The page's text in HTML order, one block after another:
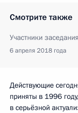
Смотрите также
Участники
6 апреля 2018 года
Действующие
приняты в 1996
в серьёзной